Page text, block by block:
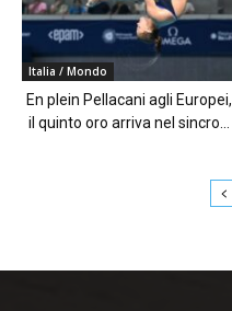
Italia / Mondo
En plein Pellacani agli Europei,
il quinto oro arriva nel sincro...